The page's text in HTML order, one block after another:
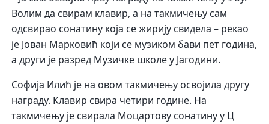
Волим да свирам клавир, а на такмичењу сам
одсвирао сонатину која се жирију свидела – рекао
је Јован Марковић који се музиком бави пет година,
а други је разред Музичке школе у Јагодини.
Софија Илић је на овом такмичењу освојила другу
награду. Клавир свира четири године. На
такмичењу је свирала Моцартову сонатину у Ц